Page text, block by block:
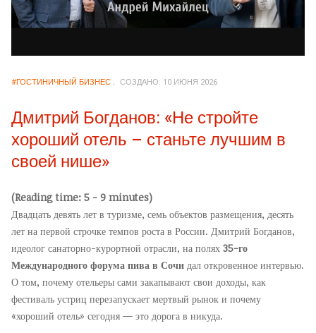
#ГОСТИНИЧНЫЙ БИЗНЕС СОЗДАНО: 10 ИЮНЯ 2026
Дмитрий Богданов: «Не стройте
хороший отель – станьте лучшим в
своей нише»
(Reading time: 5 - 9 minutes)
Двадцать девять лет в туризме, семь объектов размещения, десять
лет на первой строчке темпов роста в России. Дмитрий Богданов,
идеолог санаторно-курортной отрасли, на полях 35-го
Международного форума пива в Сочи дал откровенное интервью.
О том, почему отельеры сами закапывают свои доходы, как
фестиваль устриц перезапускает мертвый рынок и почему
«хороший отель» сегодня — это дорога в никуда.